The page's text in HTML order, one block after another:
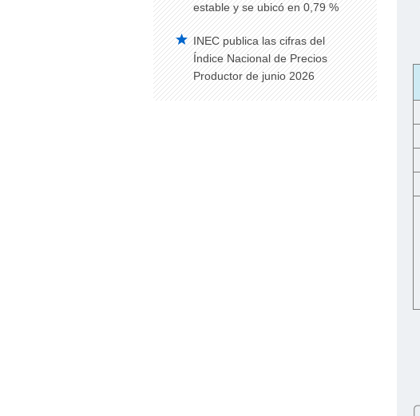
estable y se ubicó en 0,79 %
INEC publica las cifras del
Índice Nacional de Precios
Productor de junio 2026